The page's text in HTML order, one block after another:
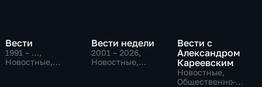
Вести
1991 – …,
Новостные,
Вести недели
2001 – 2026,
Новостные,
Вести с
Александром
Кареевским
Новостные,
Общественно-